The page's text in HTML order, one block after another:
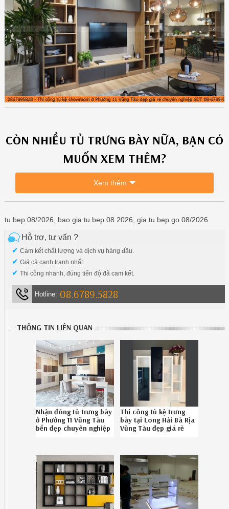
CÒN NHIỀU TỦ TRƯNG BÀYNỮA, BẠN CÓ
MUỐN XEM THÊM?
Xem thêm
tu bep 08/2026, bao gia tu bep 08 2026, gia tu bep go 08/2026
Hỗ trợ, tư vấn ?
✔ Cam kết chất lượng và dịch vụ hàng đầu.
✔ Giá cả cạnh tranh nhất.
✔ Thi công nhanh, đúng tiến độ đã cam kết.
Hotline: 08.6789.5828
THÔNG TIN LIÊN QUAN
Nhận đóng tủ trưng bày
ở Phường 11 Vũng Tàu
bền đẹp chuyên nghiệp
Thi công tủ kệ trưng
bày tại Long Hải Bà Rịa
Vũng Tàu đẹp giá rẻ